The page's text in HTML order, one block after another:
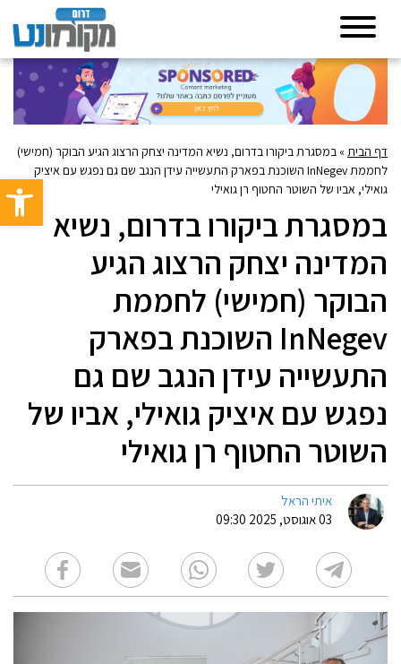
פתח
דף הבית» במסגרת ביקורו בדרום, נשיא המדינה יצחק הרצוג הגיע הבוקר (חמישי)
לחממת InNegev השוכנת בפארק התעשייה עידן הנגב שם גם נפגש עם איציק
גואילי, אביו של השוטר החטוף רן גואילי
במסגרת ביקורו בדרום, נשיא
המדינה יצחק הרצוג הגיע
הבוקר (חמישי) לחממת
InNegev השוכנת בפארק
התעשייה עידן הנגב שם גם
נפגש עם איציק גואילי, אביו של
השוטר החטוף רן גואילי
איתי הראל
03 אוגוסט, 2025 09:30